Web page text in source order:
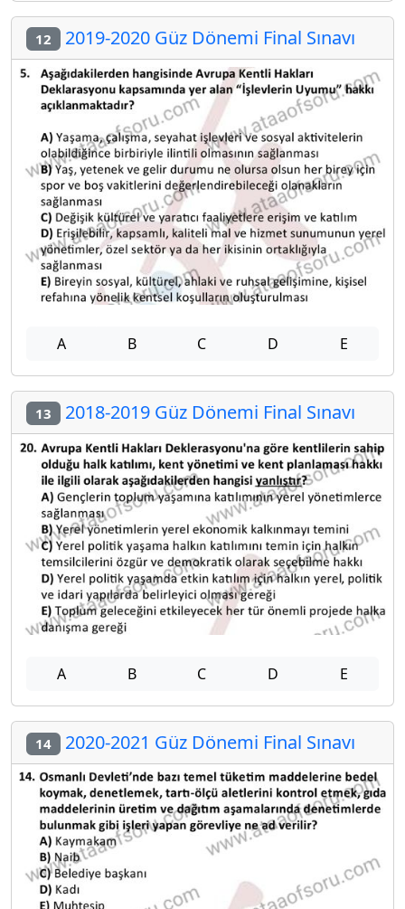
12 2019-2020 Güz Dönemi Final Sınavı
A B C D E
13 2018-2019 Güz Dönemi Final Sınavı
A B C D E
14 2020-2021 Güz Dönemi Final Sınavı